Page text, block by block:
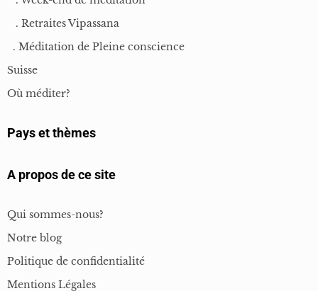
. Retraites Vipassana
. Méditation de Pleine conscience
Suisse
Où méditer?
Pays et thèmes
A propos de ce site
Qui sommes-nous?
Notre blog
Politique de confidentialité
Mentions Légales